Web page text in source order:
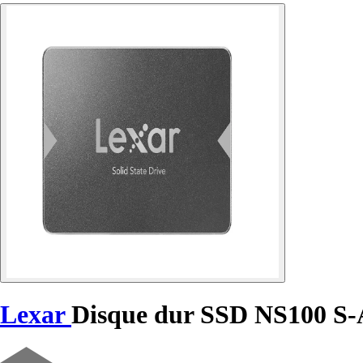
LexarDisque dur SSD NS100